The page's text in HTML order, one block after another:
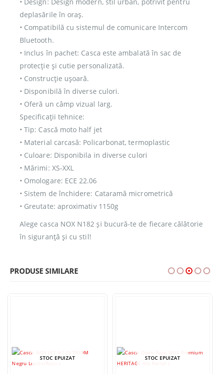
• Design: Design modern, stil urban, potrivit pentru
deplasările în oraș.
• Compatibilă cu sistemul de comunicare Intercom
Bluetooth.
• Inclus în pachet: Casca este ambalată în sac de
protecție și cutie personalizată.
• Construcție ușoară.
• Disponibilă în diverse culori.
• Oferă un câmp vizual larg.
Specificații tehnice:
• Tip: Cască moto half jet
• Material carcasă: Policarbonat, termoplastic
• Culoare: Disponibila in diverse culori
• Mărimi: XS-XXL
• Omologare: ECE 22.06
• Sistem de închidere: Cataramă micrometrică
• Greutate: aproximativ 1150g
Alege casca NOX N182 și bucură-te de fiecare călătorie
în siguranță și cu stil!
PRODUSE SIMILARE
STOC EPUIZAT STOC EPUIZAT